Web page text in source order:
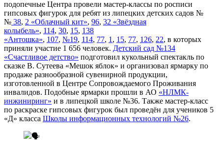
подопечные Центра провели мастер-классы по росписи
гипсовых фигурок для ребят из липецких детских садов №
№ 38, 2 «Облачный кит», 96, 32 «Звёздная
колыбель», 114, 30, 15, 138
«Антошка», 107, №19, 114, 77, 1 , 15, 77, 126, 22, в которых
приняли участие 1 656 человек. Детский сад №134
«Счастливое детство» подготовил кукольный спектакль по
сказке В. Сутеева «Мешок яблок» и организовал ярмарку по
продаже разнообразной сувенирной продукции,
изготовленной в Центре Сопровождаемого Проживания
инвалидов. Подобные ярмарки прошли в АО «НЛМК-
инжиниринг» и в липецкой школе №36. Также мастер-класс
по раскраске гипсовых фигурок был проведён для учеников 5
«Д» класса Школы информационных технологий №26.